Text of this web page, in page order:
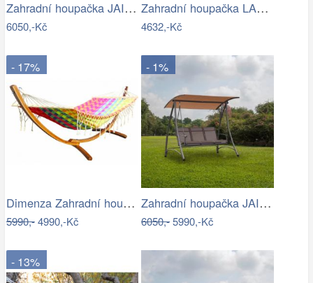
Zahradní houpačka JAIRA Tempo Kondela
6050,-Kč
Zahradní houpačka LAMIA Tempo Kondela
4632,-Kč
- 17%
Dimenza Zahradní houpací síť MOON -…
5990,-4990,-Kč
- 1%
Zahradní houpačka JAIRA Tempo Kondela
6050,-5990,-Kč
- 13%